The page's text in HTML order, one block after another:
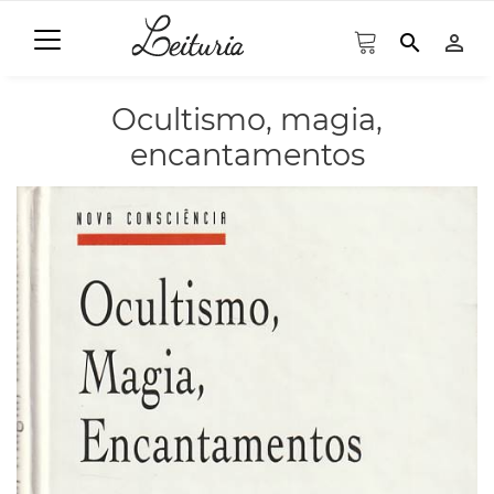
search person_outline
Ocultismo, magia,
encantamentos